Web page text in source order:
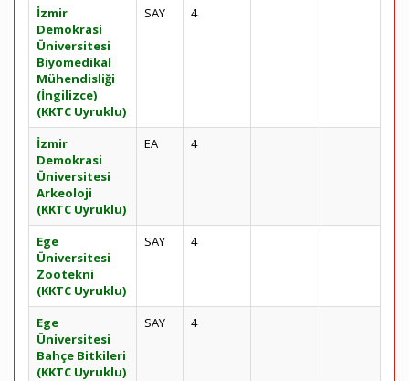
İzmir
Demokrasi
Üniversitesi
Biyomedikal
Mühendisliği
(İngilizce)
(KKTC Uyruklu)
SAY 4
İzmir
Demokrasi
Üniversitesi
Arkeoloji
(KKTC Uyruklu)
EA 4
Ege
Üniversitesi
Zootekni
(KKTC Uyruklu)
SAY 4
Ege
Üniversitesi
Bahçe Bitkileri
(KKTC Uyruklu)
SAY 4